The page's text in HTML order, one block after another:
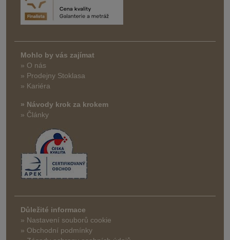
Mohlo by vás zajímat
» O nás
» Prodejny Stoklasa
» Kariéra
» Návody krok za krokem
» Články
Důležité informace
» Nastavení souborů cookie
» Obchodní podmínky